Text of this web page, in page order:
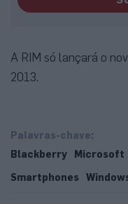
A RIM só lançará o
2013.
Palavras-chave:
Blackberry
Microsoft
Smartphones